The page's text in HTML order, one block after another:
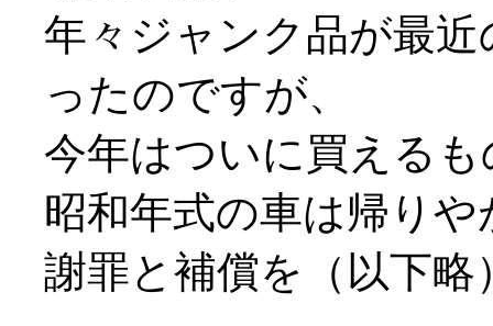
年々ジャンク品が最
ったのですが、
今年はついに買える
昭和年式の車は帰りや
謝罪と補償を（以下略